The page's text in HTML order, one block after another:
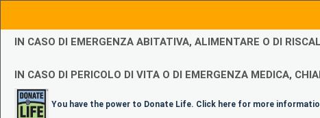
IN CASO DI EMERGENZA ABITATIVA, ALIMENTARE O DI
IN CASO DI PERICOLO DI VITA O DI EMERGENZA MEDICA,
You have the power to Donate Life. Click here for more